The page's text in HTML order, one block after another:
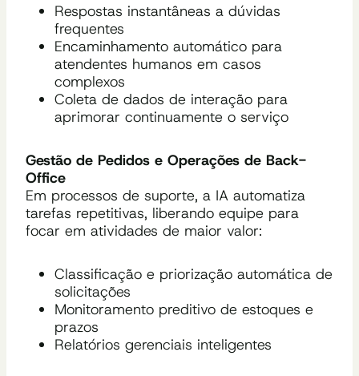
Respostas instantâneas a dúvidas
frequentes
Encaminhamento automático para
atendentes humanos em casos
complexos
Coleta de dados de interação para
aprimorar continuamente o serviço
Gestão de Pedidos e Operações de Back-
Office
Em processos de suporte, a IA automatiza
tarefas repetitivas, liberando equipe para
focar em atividades de maior valor:
Classificação e priorização automática de
solicitações
Monitoramento preditivo de estoques e
prazos
Relatórios gerenciais inteligentes